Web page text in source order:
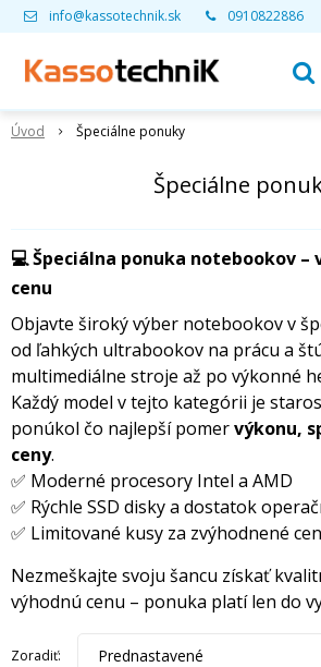
info@kassotechnik.sk 0910822886
Úvod Špeciálne ponuky
Špeciálne
💻 Špeciálna ponuka notebookov –
cenu
Objavte široký výber notebookov v
od ľahkých ultrabookov na prácu a
multimediálne stroje až po výkonné
Každý model v tejto kategórii je
ponúkol čo najlepší pomervýkonu,
ceny.
✅ Moderné procesory Intel a AMD
✅ Rýchle SSD disky a dostatok
✅ Limitované kusy za zvýhodnené
Nezmeškajte svoju šancu získať
výhodnú cenu – ponuka platí len do
Zoradiť: Prednastavené